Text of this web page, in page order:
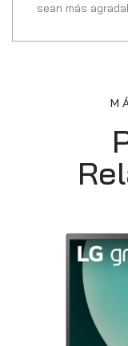
sean más